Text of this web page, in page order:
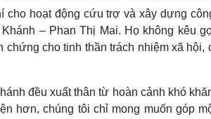
cho hoạt động cứu trợ và xây dựng
– Phan Thị Mai. Họ không kêu
chứng cho tinh thần trách nhiệm xã
đều xuất thân từ hoàn cảnh khó
hơn, chúng tôi chỉ mong muốn góp